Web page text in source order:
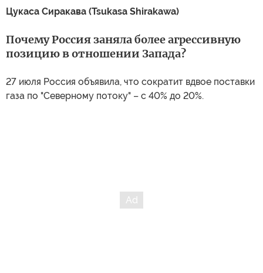
Цукаса Сиракава (Tsukasa Shirakawa)
Почему Россия заняла более агрессивную
позицию в отношении Запада?
27 июля Россия объявила, что сократит вдвое поставки
газа по "Северному потоку" – с 40% до 20%.